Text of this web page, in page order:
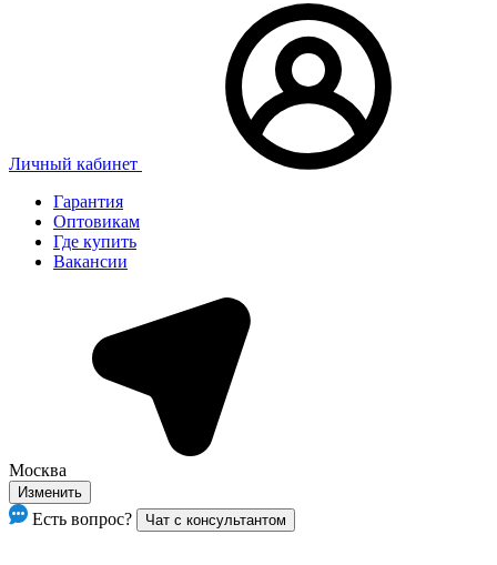
Личный кабинет
Гарантия
Оптовикам
Где купить
Вакансии
Москва
Изменить
Есть вопрос? Чат с консультантом